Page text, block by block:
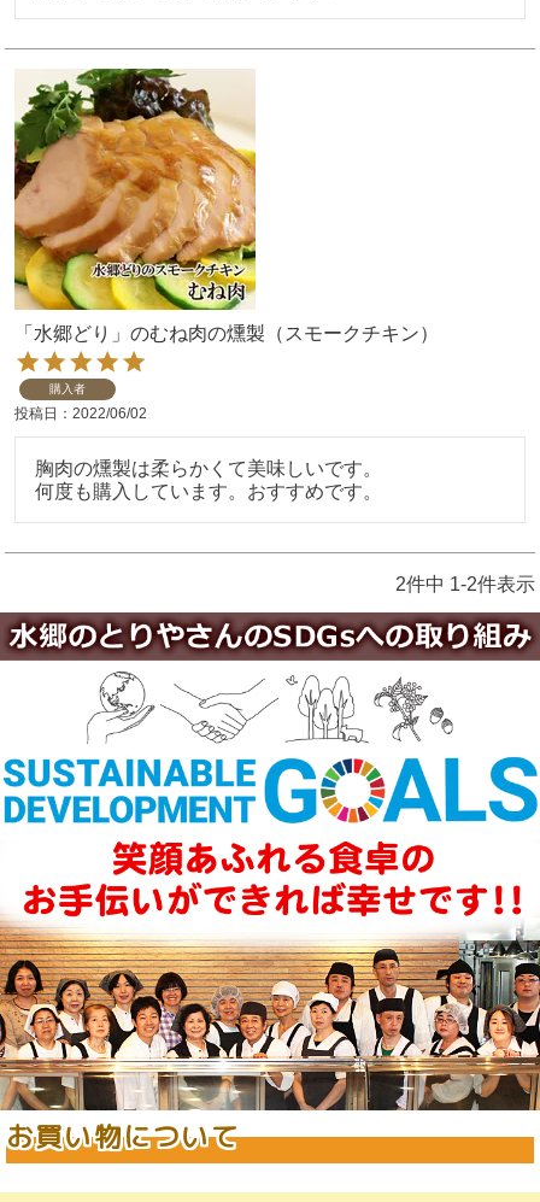
「水郷どり」のむね肉の燻製（スモークチキン）
購入者
投稿日 2022/06/02
胸肉の燻製は柔らかくて美味しいです。
2件中 1-2件表示
お買い物について